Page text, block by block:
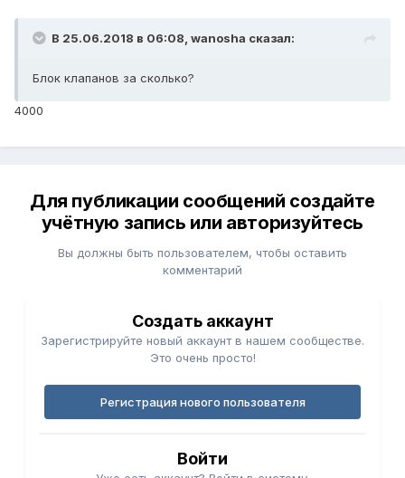
В 25.06.2018 в 06:08, wanosha сказал:
Блок клапанов за сколько?
4000
Для публикации сообщений создайте
учётную запись или авторизуйтесь
Вы должны быть пользователем, чтобы оставить
комментарий
Создать аккаунт
Зарегистрируйте новый аккаунт в нашем сообществе.
Это очень просто!
Регистрация нового пользователя
Войти